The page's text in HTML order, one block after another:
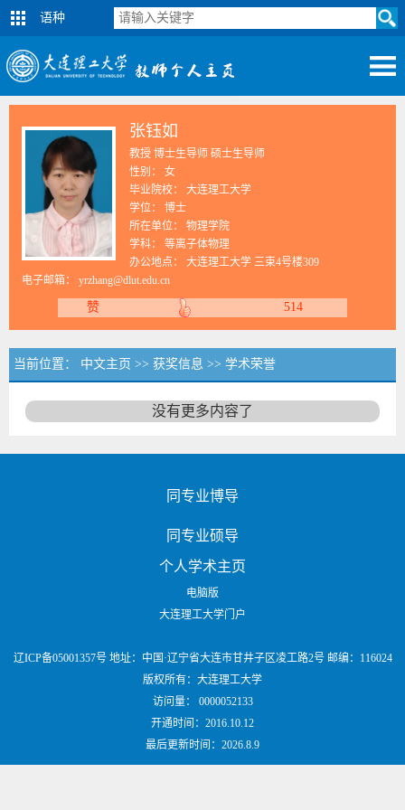
语种
张钰如
教授 博士生导师 硕士生导师
性别： 女
毕业院校： 大连理工大学
学位： 博士
所在单位： 物理学院
学科： 等离子体物理
办公地点： 大连理工大学 三束4号楼309
电子邮箱： yrzhang@dlut.edu.cn
赞 514
当前位置： 中文主页 >> 获奖信息 >> 学术荣誉
没有更多内容了
同专业博导
同专业硕导
个人学术主页
电脑版
大连理工大学门户
辽ICP备05001357号 地址：中国·辽宁省大连市甘井子区凌工路2号 邮编：116024
版权所有：大连理工大学
访问量： 0000052133
开通时间： 2016.10.12
最后更新时间： 2026.8.9